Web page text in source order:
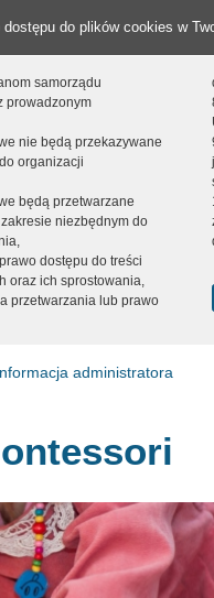
do plików cookies w
samorządu
prowadzonym
nie będą przekazywane
organizacji
będą przetwarzane
niezbędnym do
dostępu do treści
oraz ich sprostowania,
przetwarzania lub prawo
administratora